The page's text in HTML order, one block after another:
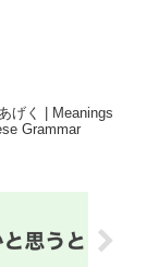
げく | Meanings
Grammar